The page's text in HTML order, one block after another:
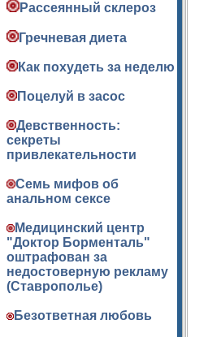
Рассеянный склероз
Гречневая диета
Как похудеть за неделю
Поцелуй в засос
Девственность:
секреты
привлекательности
Семь мифов об
анальном сексе
Медицинский центр
"Доктор Борменталь"
оштрафован за
недостоверную рекламу
(Ставрополье)
Безответная любовь